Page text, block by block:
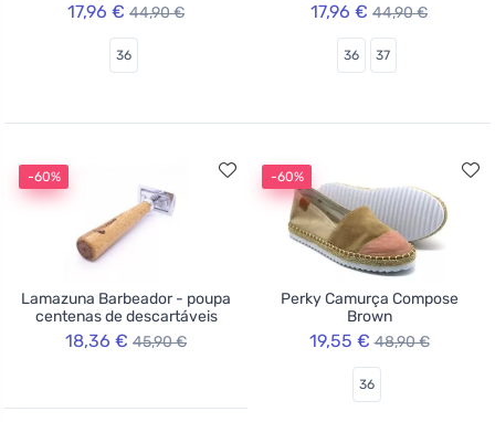
17,96 € 44,90 €
36
17,96 € 44,90 €
36 37
-60%
Lamazuna Barbeador - poupa
centenas de descartáveis
18,36 € 45,90 €
-60%
Perky Camurça Compose
Brown
19,55 € 48,90 €
36